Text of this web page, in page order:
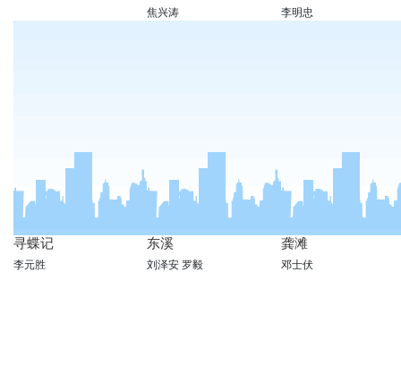
焦兴涛 李明忠
寻蝶记
李元胜
东溪
刘泽安 罗毅
龚滩
邓士伏